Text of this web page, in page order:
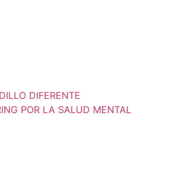
DIFERENTE
POR LA SALUD MENTAL